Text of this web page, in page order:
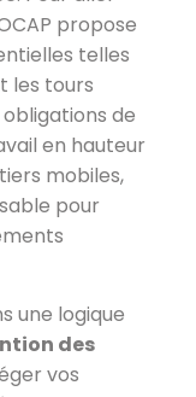
propose
telles
les tours
de
en hauteur
mobiles,
pour
une logique
des
vos